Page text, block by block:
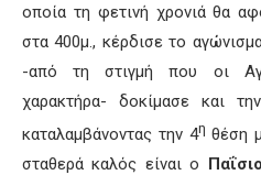
οποία τη φετινή χρονιά θα
στα 400μ., κέρδισε το
-από τη στιγμή που οι
χαρακτήρα- δοκίμασε και
καταλαμβάνοντας την 4η θέση
σταθερά καλός είναι ο